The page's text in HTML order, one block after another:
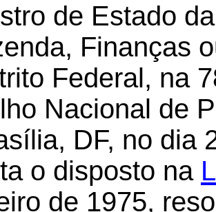
de Estado
Finanças
Federal, na
Nacional de
DF, no dia
o disposto na
de 1975,